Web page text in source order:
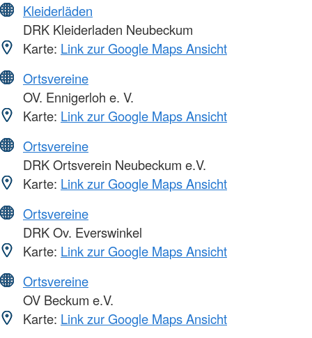
Kleiderläden
DRK Kleiderladen Neubeckum
Karte: Link zur Google Maps Ansicht
Ortsvereine
OV. Ennigerloh e. V.
Karte: Link zur Google Maps Ansicht
Ortsvereine
DRK Ortsverein Neubeckum e.V.
Karte: Link zur Google Maps Ansicht
Ortsvereine
DRK Ov. Everswinkel
Karte: Link zur Google Maps Ansicht
Ortsvereine
OV Beckum e.V.
Karte: Link zur Google Maps Ansicht